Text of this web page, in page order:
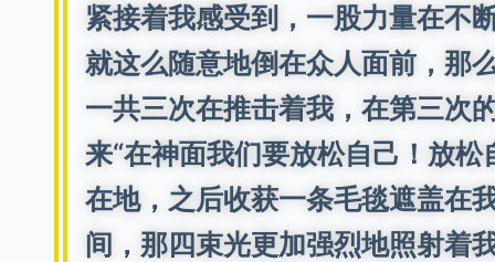
紧接着我感受到，一股力量在不
就这么随意地倒在众人面前，那
一共三次在推击着我，在第三次
来“在神面我们要放松自己！放
在地，之后收获一条毛毯遮盖在
间，那四束光更加强烈地照射着